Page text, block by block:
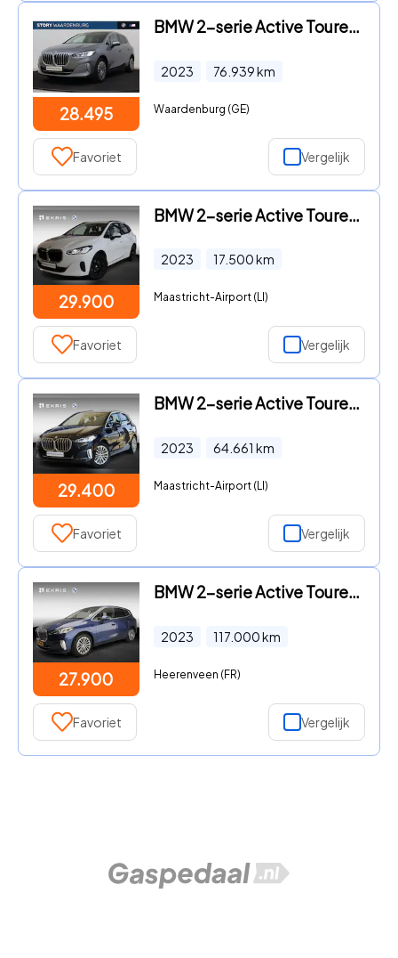
28.495
BMW 2-serie Active Tourer - 218i Luxury Line Automaat / Sportstoelen / Achteruitrijcamer
2023 76.939km
Waardenburg (GE)
Favoriet Vergelijk
29.900
BMW 2-serie Active Tourer - 218i | Parkeersensoren | Achteruitrij Camera| Cruise Control
2023 17.500km
Maastricht-Airport (LI)
Favoriet Vergelijk
29.400
BMW 2-serie Active Tourer - 218i | Harman/Kardon | Achteruitrijcamera | Voorstoelen met
2023 64.661 km
Maastricht-Airport (LI)
Favoriet Vergelijk
27.900
BMW 2-serie Active Tourer - 225e xDrive | LED | Navigatie | Trekhaak | Chrome line | Spo
2023 117.000km
Heerenveen (FR)
Favoriet Vergelijk